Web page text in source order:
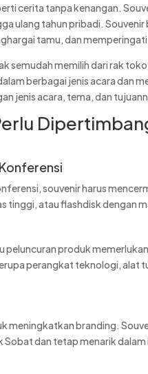
cerita tanpa kenangan.
ulang tahun pribadi.
tamu, dan memperingati
semudah memilih dari rak
berbagai jenis acara dan
jenis acara, tema, dan
souvenir harus
tinggi, atau flashdisk dengan
peluncuran produk
perangkat teknologi, alat
meningkatkan branding.
dan tetap menarik